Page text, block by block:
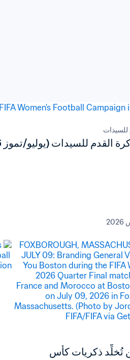
للسيدات
القدم للسيدات (يوليو/تموز 2026)
تُخلِّد ذكريات كأس